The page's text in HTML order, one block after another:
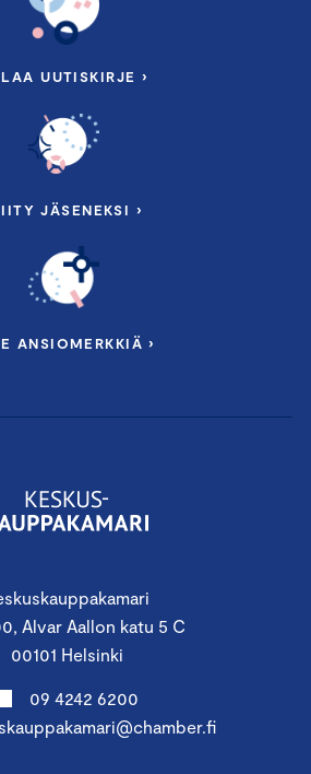
Alvar Aallon katu 5 C
00101 Helsinki
09 4242 6200
UUTISKIRJE ›
JÄSENEKSI ›
ANSIOMERKKIÄ ›